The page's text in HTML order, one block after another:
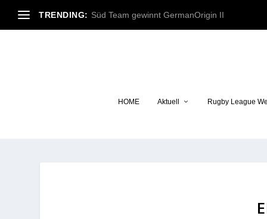
TRENDING: Süd Team gewinnt GermanOrigin II
HOME Aktuell Rugby League